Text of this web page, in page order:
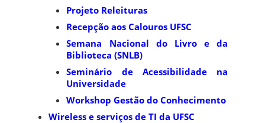
Projeto Releituras
Recepção aos Calouros UFSC
Semana Nacional do Livro e da
Biblioteca (SNLB)
Seminário de Acessibilidade na
Universidade
Workshop Gestão do Conhecimento
Wireless e serviços de TI da UFSC